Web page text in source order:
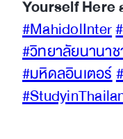
Yourself Here
#MahidolInter
#วิทยาลัยนานา
#มหิดลอินเตอร์